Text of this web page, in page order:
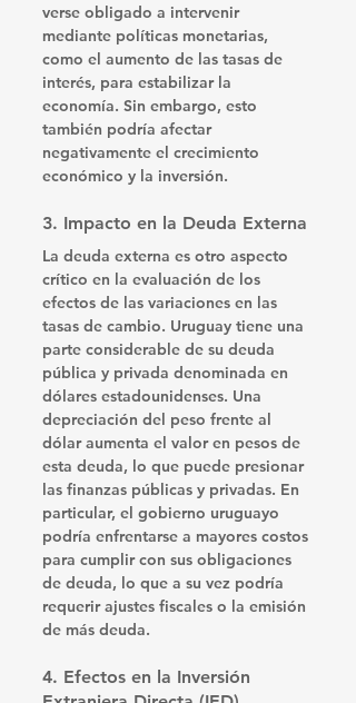
verse obligado a intervenir
mediante políticas monetarias,
como el aumento de las tasas de
interés, para estabilizar la
economía. Sin embargo, esto
también podría afectar
negativamente el crecimiento
económico y la inversión.
3. Impacto en la Deuda Externa
La deuda externa es otro aspecto
crítico en la evaluación de los
efectos de las variaciones en las
tasas de cambio. Uruguay tiene una
parte considerable de su deuda
pública y privada denominada en
dólares estadounidenses. Una
depreciación del peso frente al
dólar aumenta el valor en pesos de
esta deuda, lo que puede presionar
las finanzas públicas y privadas. En
particular, el gobierno uruguayo
podría enfrentarse a mayores costos
para cumplir con sus obligaciones
de deuda, lo que a su vez podría
requerir ajustes fiscales o la emisión
de más deuda.
4. Efectos en la Inversión